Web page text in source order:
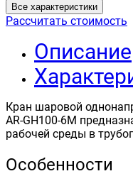
Все характеристики
Рассчитать стоимость
Описание
Кран шаровой
AR-GH100-6M
рабочей среды в
Особенности